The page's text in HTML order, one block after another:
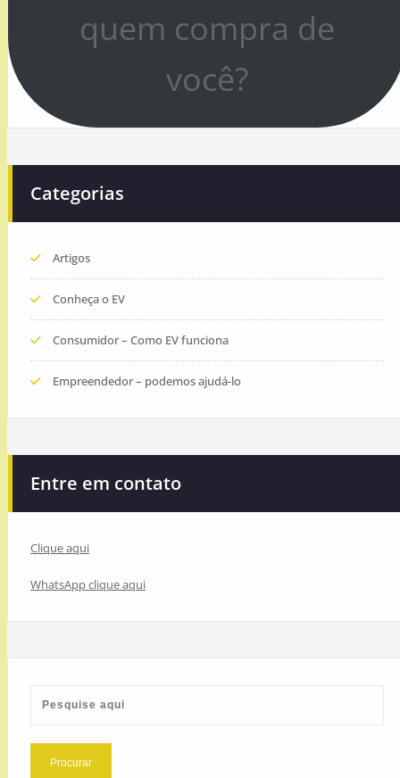
quem compra de
você?
Categorias
Artigos
Conheça o EV
Consumidor – Como EV funciona
Empreendedor – podemos ajudá-lo
Entre em contato
Clique aqui
WhatsApp clique aqui